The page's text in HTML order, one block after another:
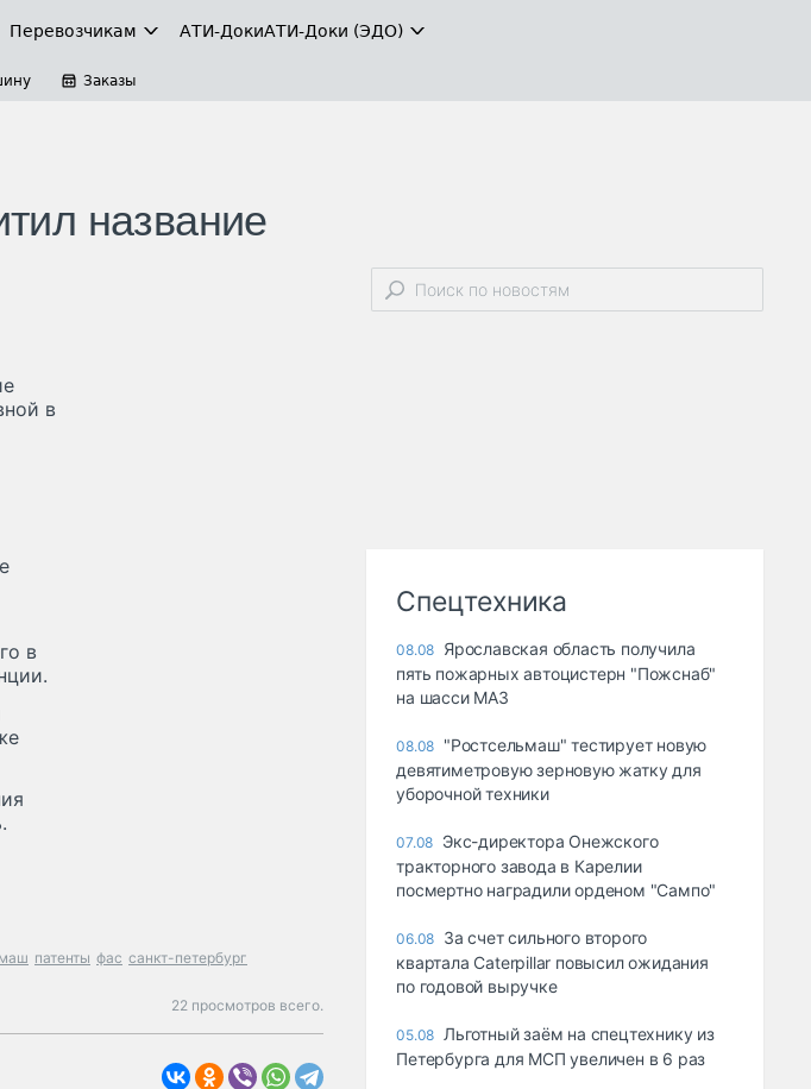
Перевозчикам АТИ-ДокиАТИ-Доки (ЭДО)
Заказы
название
в
в
патенты фас санкт-петербург
22 просмотров всего.
Спецтехника
08.08 Ярославская область получила
пять пожарных автоцистерн "Пожснаб"
на шасси МАЗ
08.08 "Ростсельмаш" тестирует новую
девятиметровую зерновую жатку для
уборочной техники
07.08 Экс-директора Онежского
тракторного завода в Карелии
посмертно наградили орденом "Сампо"
06.08 За счет сильного второго
квартала Caterpillar повысил ожидания
по годовой выручке
05.08 Льготный заём на спецтехнику из
Петербурга для МСП увеличен в 6 раз